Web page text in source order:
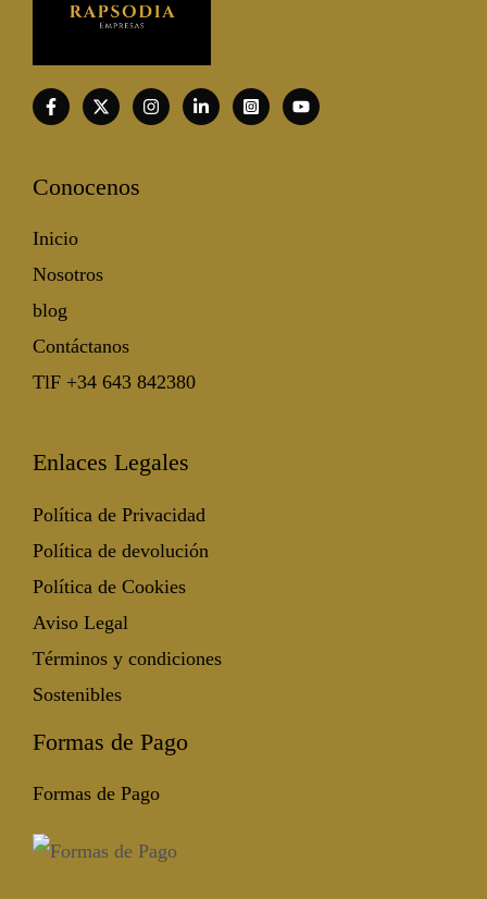
Conocenos
Inicio
Nosotros
blog
Contáctanos
TlF +34 643 842380
Enlaces Legales
Política de Privacidad
Política de devolución
Política de Cookies
Aviso Legal
Términos y condiciones
Sostenibles
Formas de Pago
Formas de Pago